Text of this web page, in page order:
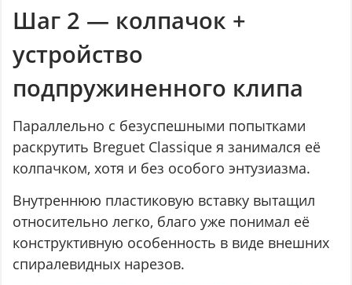
Шаг 2 — колпачок +
устройство
подпружиненного клипа
Параллельно с безуспешными попытками
раскрутить Breguet Classique я занимался её
колпачком, хотя и без особого энтузиазма.
Внутреннюю пластиковую вставку вытащил
относительно легко, благо уже понимал её
конструктивную особенность в виде внешних
спиралевидных нарезов.